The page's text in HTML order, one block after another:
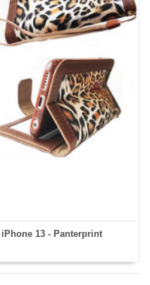
13 - Panterprint